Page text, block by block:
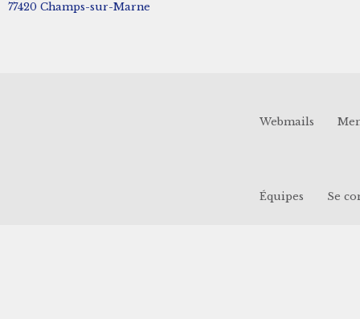
77420 Champs-sur-Marne
Webmails
Équipes Se